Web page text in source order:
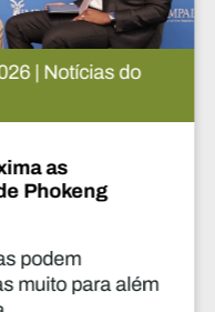
05 de
A
futuro da
Este
inovações